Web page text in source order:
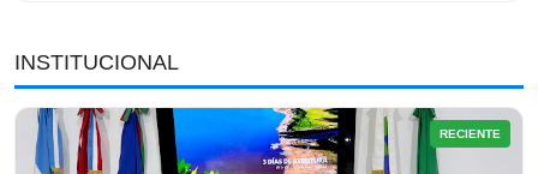
INSTITUCIONAL
RECIENTE